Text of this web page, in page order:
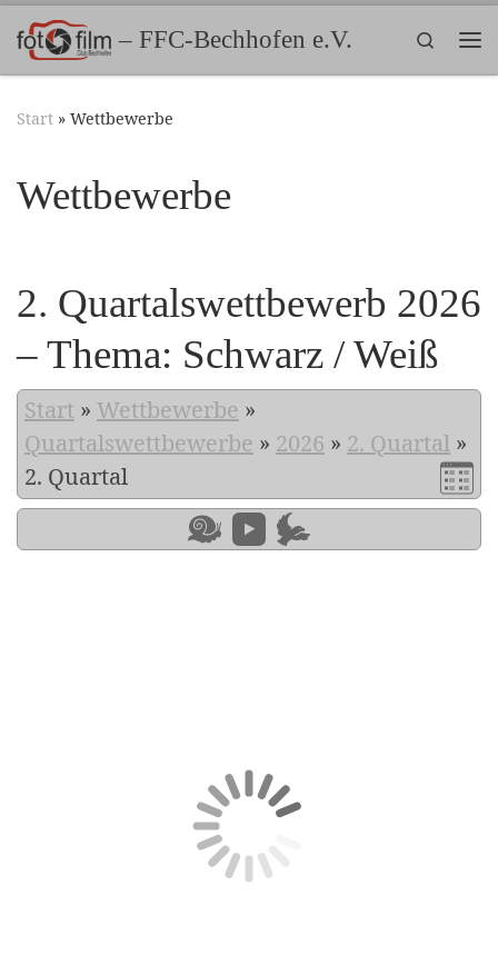
Zum Inhalt springen– FFC-Bechhofen e.V.
Search
Start » Wettbewerbe
Wettbewerbe
2. Quartalswettbewerb 2026
– Thema: Schwarz / Weiß
Start » Wettbewerbe »
Quartalswettbewerbe » 2026 » 2. Quartal »
2. Quartal